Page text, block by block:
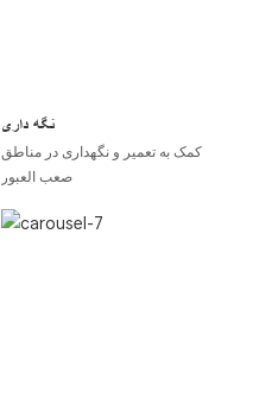
نگه داری
کمک به تعمیر و نگهداری در مناطق
صعب العبور